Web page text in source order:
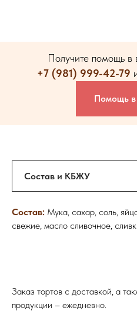
Получите помощь
+7 (981) 999-42-79
Помощь
Состав: Мука, сахар, соль,
свежие, масло сливочное,
Заказ тортов с доставкой, а
продукции – ежедневно.